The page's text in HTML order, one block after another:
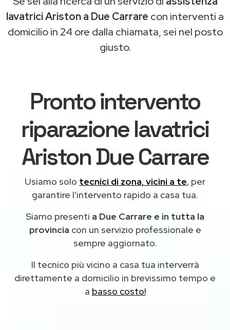
lavatrici Ariston a Due Carrare con interventi a
domicilio in 24 ore dalla chiamata, sei nel posto
giusto.
Pronto intervento
riparazione lavatrici
Ariston Due Carrare
Usiamo solo tecnici di zona, vicini a te, per
garantire l'intervento rapido a casa tua.
Siamo presenti a Due Carrare e in tutta la
provincia con un servizio professionale e
sempre aggiornato.
Il tecnico più vicino a casa tua interverrà
direttamente a domicilio in brevissimo tempo e
a basso costo!